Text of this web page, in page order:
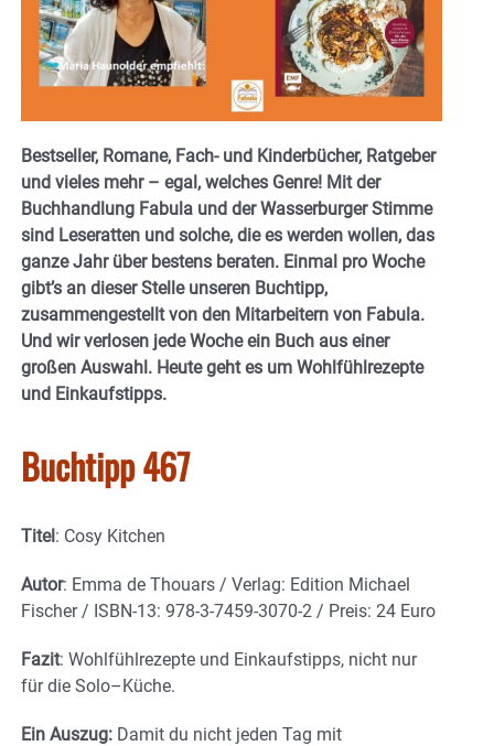
Bestseller, Romane, Fach- und Kinderbücher, Ratgeber
und vieles mehr – egal, welches Genre! Mit der
Buchhandlung Fabula und der Wasserburger Stimme
sind Leseratten und solche, die es werden wollen, das
ganze Jahr über bestens beraten. Einmal pro Woche
gibt’s an dieser Stelle unseren Buchtipp,
zusammengestellt von den Mitarbeitern von Fabula.
Und wir verlosen jede Woche ein Buch aus einer
großen Auswahl. Heute geht es um Wohlfühlrezepte
und Einkaufstipps.
Buchtipp 467
Titel: Cosy Kitchen
Autor: Emma de Thouars / Verlag: Edition Michael
Fischer / ISBN-13: 978-3-7459-3070-2 / Preis: 24 Euro
Fazit: Wohlfühlrezepte und Einkaufstipps, nicht nur
für die Solo–Küche.
Ein Auszug: Damit du nicht jeden Tag mit